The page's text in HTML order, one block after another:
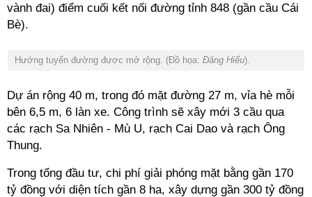
vành đai) điểm cuối kết nối đường tỉnh 848 (gần cầu Cái
Bè).
Hướng tuyến đường được mở rộng. (Đồ họa: Đăng Hiếu).
Dự án rộng 40 m, trong đó mặt đường 27 m, vỉa hè mỗi
bên 6,5 m, 6 làn xe. Công trình sẽ xây mới 3 cầu qua
các rạch Sa Nhiên - Mù U, rạch Cai Dao và rạch Ông
Thung.
Trong tổng đầu tư, chi phí giải phóng mặt bằng gần 170
tỷ đồng với diện tích gần 8 ha, xây dựng gần 300 tỷ đồng